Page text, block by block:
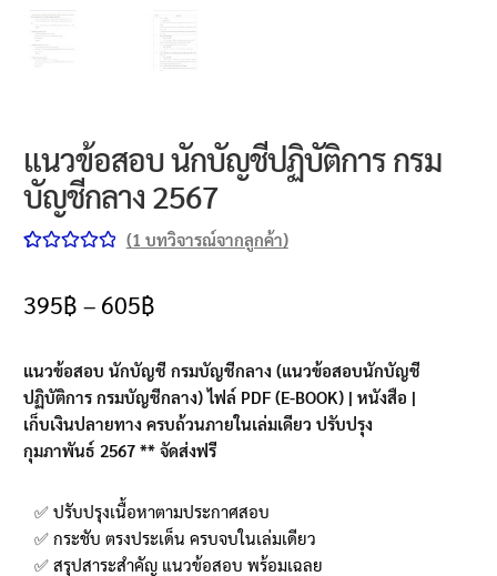
แนวข้อสอบ นักบัญชีปฏิบัติการ กรม
บัญชีกลาง 2567
คะแนนเต็ม
คะแนนของ
ลูกค้า
(1 บทวิจารณ์จากลูกค้า)
395฿ – 605฿
แนวข้อสอบ นักบัญชี กรมบัญชีกลาง (แนวข้อสอบนักบัญชี
ปฏิบัติการ กรมบัญชีกลาง) ไฟล์ PDF (E-BOOK) | หนังสือ |
เก็บเงินปลายทาง ครบถ้วนภายในเล่มเดียว ปรับปรุง
กุมภาพันธ์ 2567 ** จัดส่งฟรี
✅ ปรับปรุงเนื้อหาตามประกาศสอบ
✅ กระชับ ตรงประเด็น ครบจบในเล่มเดียว
✅ สรุปสาระสำคัญ แนวข้อสอบ พร้อมเฉลย